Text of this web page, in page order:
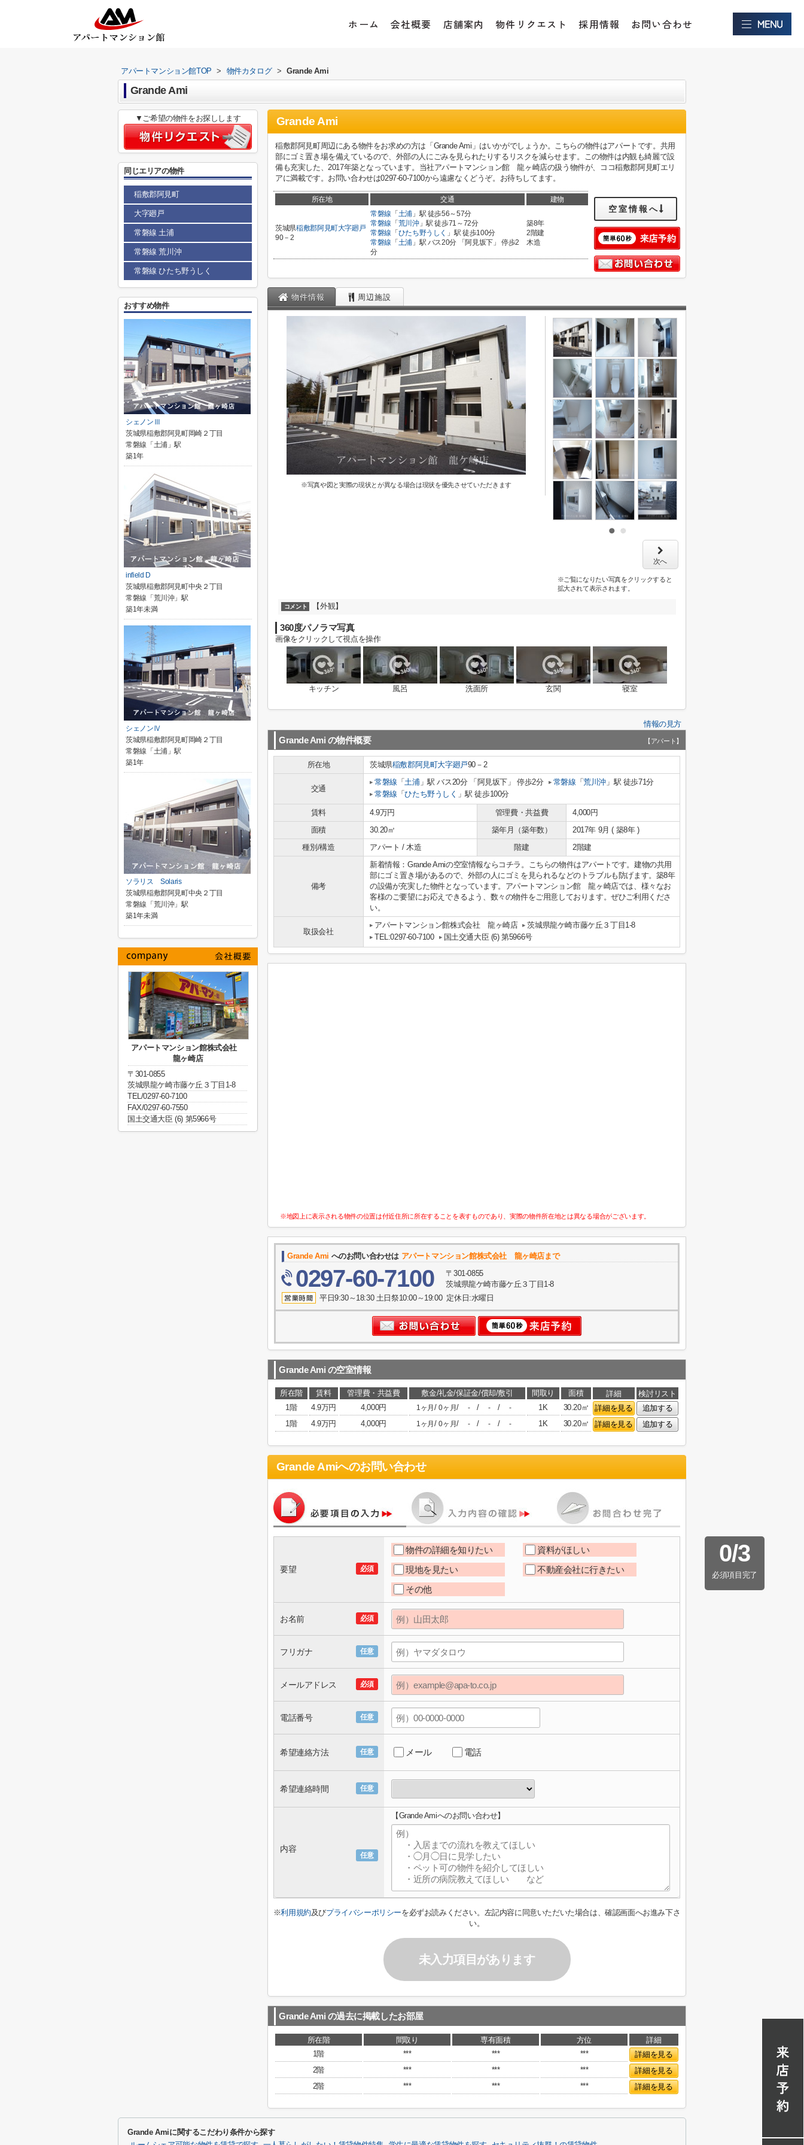
ホーム 会社概要 店舗案内 物件リクエスト 採用情報 お問い合わせ
アパートマンション館TOP > 物件カタログ > Grande Ami
Grande Ami
Grande Ami
稲敷郡阿見町周辺にある物件をお求めの方は「Grande Ami」はいかがでしょうか。こちらの物件はアパートです。共用
部にゴミ置き場を備えているので、外部の人にごみを見られたりするリスクを減らせます。この物件は内観も綺麗で設
備も充実した、2017年築となっています。当社アパートマンション館 龍ヶ崎店の扱う物件が、ココ稲敷郡阿見町エリ
アに満載です。お問い合わせは0297-60-7100から遠慮なくどうぞ。お待ちしてます。
所在地 交通 建物
茨城県稲敷郡阿見町大字廻戸
90－2
常磐線 「 土浦」駅 徒歩56～57分
常磐線 「 荒川沖」駅 徒歩71～72分
常磐線 「 ひたち野うしく 」駅 徒歩100分
常磐線 「 土浦」駅 バス20分 「阿見坂下」 停歩2
分
築8年
2階建
木造
空室情報へ
物件情報 周辺施設
※写真や図と実際の現状とが異なる場合は現状を優先させていただきます
次へ
※ご覧になりたい写真をクリックすると
拡大されて表示されます。
コメント 【外観】
360度パノラマ写真
画像をクリックして視点を操作
キッチン 風呂 洗面所 玄関 寝室
情報の見方
Grande Ami の物件概要 【アパート】
所在地 茨城県稲敷郡阿見町大字廻戸90－2
交通
常磐線 「土浦」駅 バス20分 「阿見坂下」 停歩2分 常磐線 「荒川沖 」駅 徒歩71分
常磐線 「ひたち野うしく 」駅 徒歩100分
賃料 4.9万円 管理費・共益費
4,000円
面積
30.20㎡ 築年月（築年数）
2017年 9月 ( 築8年 )
種別/構造
アパート / 木造 階建 2階建
備考
新着情報：Grande Amiの空室情報ならコチラ。こちらの物件はアパートです。建物の共用
部にゴミ置き場があるので、外部の人にゴミを見られるなどのトラブルも防げます。築8年
の設備が充実した物件となっています。アパートマンション館 龍ヶ崎店では、様々なお
客様のご要望にお応えできるよう、数々の物件をご用意しております。ぜひご利用くださ
い。
取扱会社
アパートマンション館株式会社 龍ヶ崎店
茨城県龍ケ崎市藤ケ丘３丁目1-8
TEL:0297-60-7100
国土交通大臣 (6) 第5966号
※地図上に表示される物件の位置は付近住所に所在することを表すものであり、実際の物件所在地とは異なる場合がございます。
Grande Ami へのお問い合わせは アパートマンション館株式会社 龍ヶ崎店まで
0297-60-7100
〒301-0855
茨城県龍ケ崎市藤ケ丘３丁目1-8
平日9:30～18:30 土日祭10:00～19:00 定休日:水曜日
Grande Ami の空室情報
所在階 賃料 管理費・共益費 敷金/礼金/保証金/償却/敷引 間取り 面積 詳細
検討リスト
1階
4.9万円 4,000円 1ヶ月/0ヶ月/ - / - / - 1K 30.20㎡ 詳細を見る
追加する
1階
4.9万円 4,000円 1ヶ月/0ヶ月/ - / - / - 1K 30.20㎡ 詳細を見る 追加する
Grande Amiへのお問い合わせ
0/3
必須項目完了
必須
要望
物件の詳細を知りたい
資料がほしい
現地を見たい
不動産会社に行きたい
その他
必須
お名前
任意
フリガナ
必須
メールアドレス
任意
電話番号
任意
希望連絡方法 メール 電話
任意
希望連絡時間
任意
内容
【Grande Amiへのお問い合わせ】
※利用規約及びプライバシーポリシーを必ずお読みください。左記内容に同意いただいた場合は、確認画面へお進み下さ
い。
未入力項目があります
Grande Ami の過去に掲載したお部屋
所在階 間取り 専有面積 方位
詳細
1階
*** *** ***
詳細を見る
2階
*** *** ***
詳細を見る
2階
*** *** *** 詳細を見る
▼ご希望の物件をお探しします
同じエリアの物件
稲敷郡阿見町
大字廻戸
常磐線 土浦
常磐線 荒川沖
常磐線 ひたち野うしく
おすすめ物件
シェノンⅢ
茨城県稲敷郡阿見町岡崎２丁目
常磐線「土浦」駅
築1年
infield D
茨城県稲敷郡阿見町中央２丁目
常磐線「荒川沖」駅
築1年未満
シェノンⅣ
茨城県稲敷郡阿見町岡崎２丁目
常磐線「土浦」駅
築1年
ソラリス Solaris
茨城県稲敷郡阿見町中央２丁目
常磐線「荒川沖」駅
築1年未満
アパートマンション館株式会社
龍ヶ崎店
〒301-0855
茨城県龍ケ崎市藤ケ丘３丁目1-8
TEL/0297-60-7100
FAX/0297-60-7550
国土交通大臣 (6) 第5966号
Grande Amiに関するこだわり条件から探す